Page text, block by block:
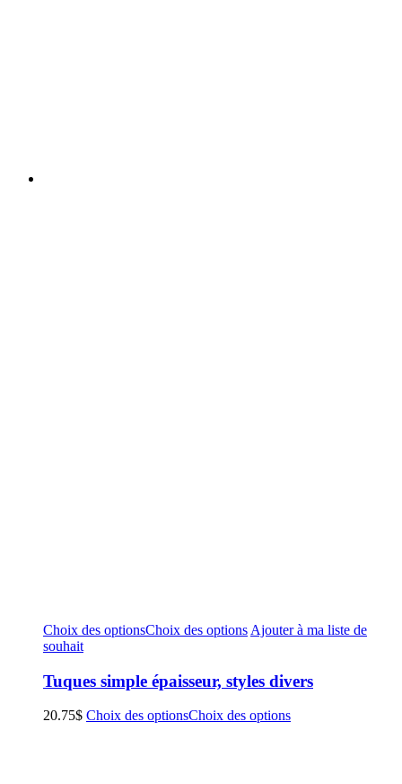
Choix des optionsChoix des options Ajouter à ma liste de
souhait
Tuques simple épaisseur, styles divers
20.75$ Choix des optionsChoix des options